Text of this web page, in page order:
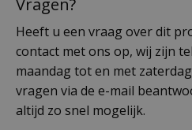
Heeft u een vraag over dit
contact met ons op, wij zijn
maandag tot en met
vragen via de e-mail
altijd zo snel mogelijk.